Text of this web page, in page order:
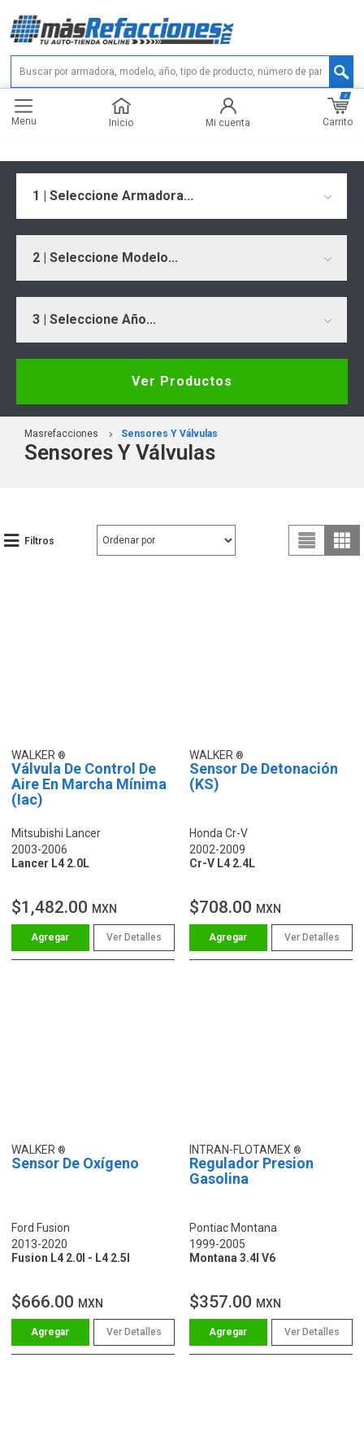
Menu Inicio Mi cuenta Carrito
0
1 | Seleccione Armadora...
2 | Seleccione Modelo...
3 | Seleccione Año...
Ver Productos
Masrefacciones Sensores Y Válvulas
Sensores Y Válvulas
Filtros
WALKER
Válvula De Control De
Aire En Marcha Mínima
(Iac)
Mitsubishi Lancer
2003-2006
Lancer L4 2.0L
$1,482.00 MXN
Ver Detalles
WALKER
Sensor De Detonación
(KS)
Honda Cr-V
2002-2009
Cr-V L4 2.4L
$708.00 MXN
Ver Detalles
WALKER
Sensor De Oxígeno
Ford Fusion
2013-2020
Fusion L4 2.0l - L4 2.5l
$666.00 MXN
Ver Detalles
INTRAN-FLOTAMEX
Regulador Presion
Gasolina
Pontiac Montana
1999-2005
Montana 3.4l V6
$357.00 MXN
Ver Detalles